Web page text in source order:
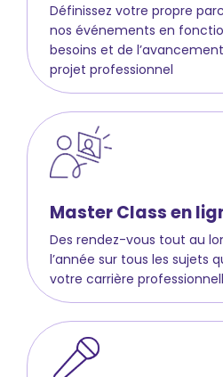
Définissez votre propre
nos événements en
besoins et de
projet professionnel
Master Class en
Des rendez-vous tout au
l’année sur tous les sujets
votre carrière